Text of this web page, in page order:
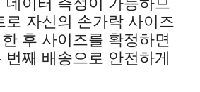
로 자신의 손가락 사이즈
후 사이즈를 확정하면
번째 배송으로 안전하게